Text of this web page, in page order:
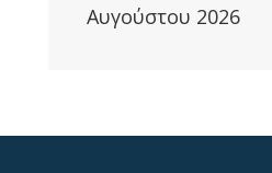
Αυγούστου 2026